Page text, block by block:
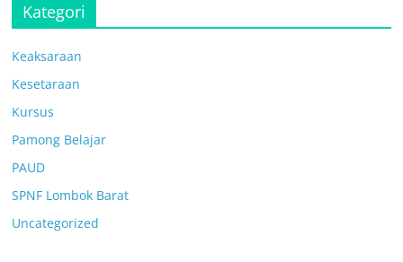
Kategori
Keaksaraan
Kesetaraan
Kursus
Pamong Belajar
PAUD
SPNF Lombok Barat
Uncategorized